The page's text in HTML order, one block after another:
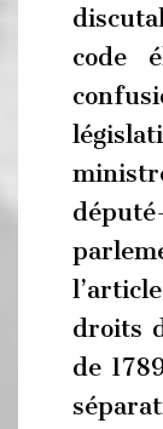
code
droits
de